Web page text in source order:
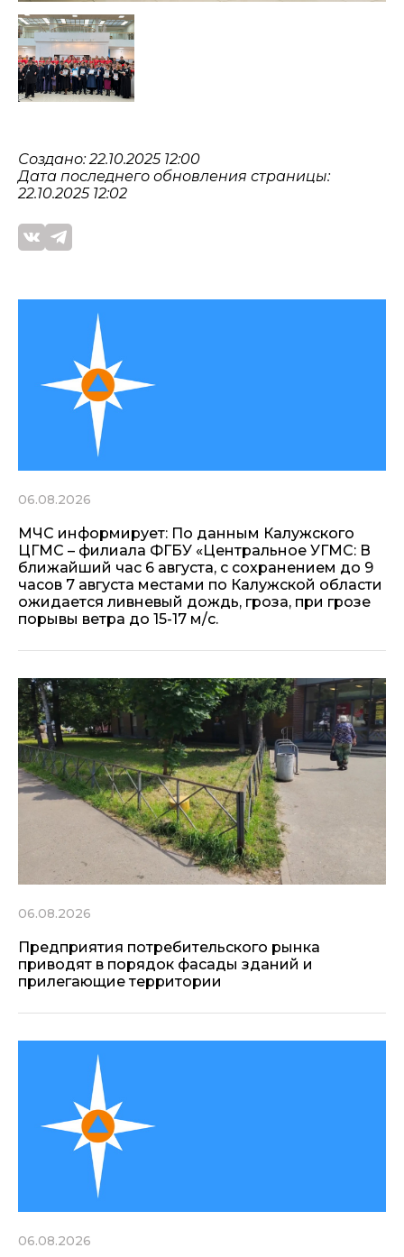
Создано: 22.10.2025 12:00
Дата последнего обновления страницы:
22.10.2025 12:02
06.08.2026
МЧС информирует: По данным Калужского
ЦГМС – филиала ФГБУ «Центральное УГМС: В
ближайший час 6 августа, с сохранением до 9
часов 7 августа местами по Калужской области
ожидается ливневый дождь, гроза, при грозе
порывы ветра до 15-17 м/с.
06.08.2026
Предприятия потребительского рынка
приводят в порядок фасады зданий и
прилегающие территории
06.08.2026